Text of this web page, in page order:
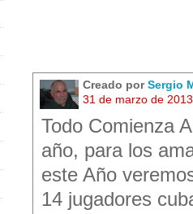
Creado porSergio
31 de marzo de
Todo Comienza
año, para los
este Año
14 jugadores